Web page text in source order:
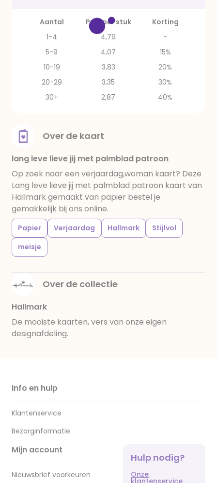
Aantal Prijs per stuk
Korting
1-4
4,79
-
5-9
4,07
15%
10-19
3,83
20%
20-29
3,35
30%
30+
2,87 40%
Over de kaart
lang leve lieve jij met palmblad patroon
Op zoek naar een verjaardag,woman kaart? Deze
Lang leve lieve jij met palmblad patroon kaart van
Hallmark gemaakt van papier bestel je
gemakkelijk bij ons online.
Papier Verjaardag Hallmark
Stijlvol
meisje
Over de collectie
Hallmark
De mooiste kaarten, vers van onze eigen
designafdeling.
Info en hulp
Klantenservice
Bezorginformatie
Mijn account
Nieuwsbrief voorkeuren
Hulp nodig?
Onze
klantenservice